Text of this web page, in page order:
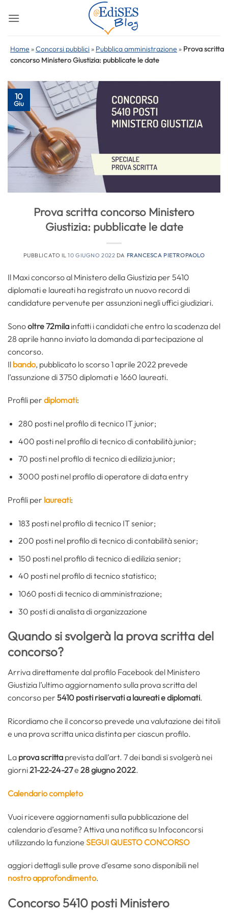
Home »Concorsi pubblici » Pubblica amministrazione » Prova scritta
concorso Ministero Giustizia: pubblicate le date
10
Giu
Prova scritta concorso Ministero
Giustizia: pubblicate le date
PUBBLICATO IL10 GIUGNO 2022 DA FRANCESCA PIETROPAOLO
Il Maxi concorso al Ministero della Giustizia per 5410
diplomati e laureati ha registrato un nuovo record di
candidature pervenute per assunzioni negli uffici giudiziari.
Sonooltre 72mila infatti i candidati che entro la scadenza del
28 aprile hanno inviato la domanda di partecipazione al
concorso.
Il bando, pubblicato lo scorso 1 aprile 2022 prevede
l’assunzione di 3750 diplomati e 1660 laureati.
Profili per diplomati:
280 posti nel profilo di tecnico IT junior;
400 posti nel profilo di tecnico di contabilità junior;
70 posti nel profilo di tecnico di edilizia junior;
3000 posti nel profilo di operatore di data entry
Profili per laureati:
183 posti nel profilo di tecnico IT senior;
200 posti nel profilo di tecnico di contabilità senior;
150 posti nel profilo di tecnico di edilizia senior;
40 posti nel profilo di tecnico statistico;
1060 posti di tecnico di amministrazione;
30 posti di analista di organizzazione
Quando si svolgerà la prova scritta del
concorso?
Arriva direttamente dal profilo Facebook del Ministero
Giustizia l’ultimo aggiornamento sulla prova scritta del
concorso per 5410 posti riservati a laureati e diplomati.
Ricordiamo che il concorso prevede una valutazione dei titoli
e una prova scritta unica distinta per ciascun profilo.
La prova scritta prevista dall’art. 7 dei bandi si svolgerà nei
giorni21-22-24-27e 28 giugno 2022.
Calendario completo
Vuoi ricevere aggiornamenti sulla pubblicazione del
calendario d’esame? Attiva una notifica su Infoconcorsi
utilizzando la funzione SEGUI QUESTO CONCORSO
aggiori dettagli sulle prove d’esame sono disponibili nel
nostro approfondimento.
Concorso 5410 posti Ministero